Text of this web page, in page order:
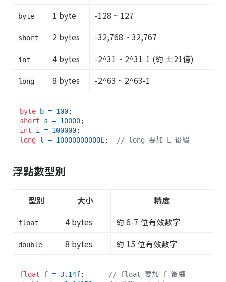
byte 1 byte -128 ~ 127
short 2 bytes -32,768 ~ 32,767
int 4 bytes -2^31 ~ 2^31-1 (約 ±21億)
long 8 bytes -2^63 ~ 2^63-1
byte b = 100
short
s = 10000
int
i = 100000
long l = 10000000000L ; // long 要加 L 後綴
浮點數型別
型別 大小 精度
float 4 bytes 約 6-7 位有效數字
double 8 bytes 約 15 位有效數字
float f = 3.14f; // float 要加 f 後綴